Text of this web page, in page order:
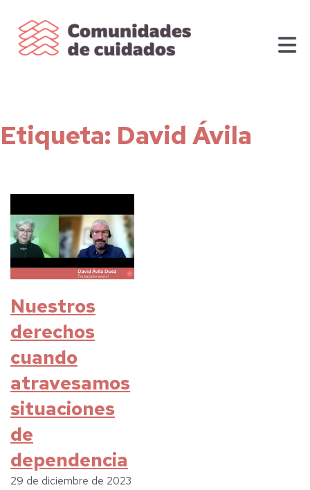
Etiqueta: David Ávila
Nuestros
derechos
cuando
atravesamos
situaciones
de
dependencia
29 de diciembre de 2023